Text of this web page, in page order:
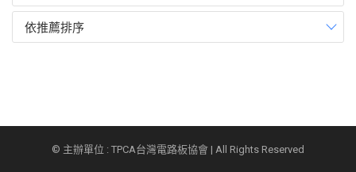
依推薦排序
© 主辦單位 : TPCA台灣電路板協會 | All Rights Reserved